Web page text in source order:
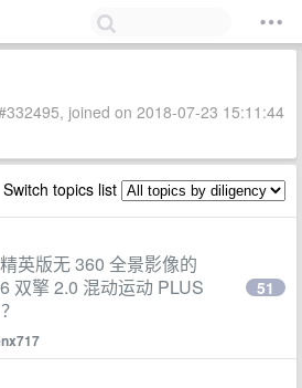
joined on 2018-07-23 15:11:44
Switch topics list
英版无 360 全景影像的
双擎 2.0 混动运动 PLUS
51